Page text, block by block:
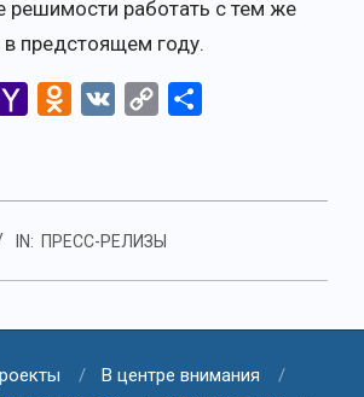
решимости работать с тем же
предстоящем году.
Yahoo
Odnoklassniki
VK
Copy
IN: ПРЕСС-РЕЛИЗЫ
В центре внимания